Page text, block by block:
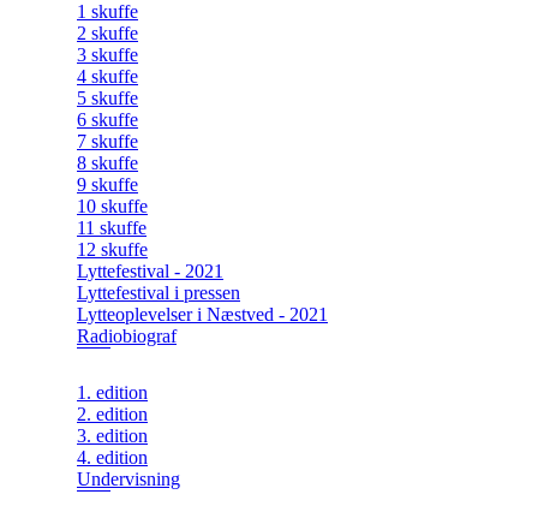
1 skuffe
2 skuffe
3 skuffe
4 skuffe
5 skuffe
6 skuffe
7 skuffe
8 skuffe
9 skuffe
10 skuffe
11 skuffe
12 skuffe
Lyttefestival - 2021
Lyttefestival i pressen
Lytteoplevelser i Næstved - 2021
Radiobiograf
1. edition
2. edition
3. edition
4. edition
Undervisning